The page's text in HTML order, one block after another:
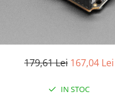
179,61 Lei 167,04 Lei
IN STOC